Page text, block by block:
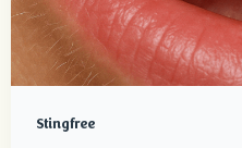
Stingfree